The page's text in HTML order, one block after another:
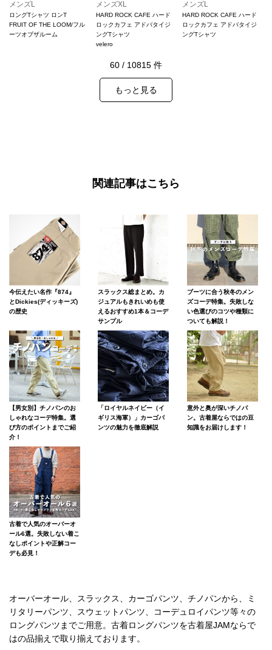
メンズL
ロングTシャツ ロンT
FRUIT OF THE LOOM/フル
ーツオブザルーム
メンズXL
HARD ROCK CAFE ハード
ロックカフェ アドバタイジ
ングTシャツ
velero
メンズL
HARD ROCK CAFE ハード
ロックカフェ アドバタイジ
ングTシャツ
60 / 10815 件
もっと見る
関連記事はこちら
今伝えたい名作『874』
とDickies(ディッキーズ)
の歴史
スラックス総まとめ。カ
ジュアルもきれいめも使
えるおすすめ1本＆コーデ
サンプル
ブーツに合う秋冬のメン
ズコーデ特集。失敗しな
い色選びのコツや種類に
ついても解説！
【男女別】チノパンのお
しゃれなコーデ特集。選
び方のポイントまでご紹
介！
「ロイヤルネイビー（イ
ギリス海軍）」カーゴパ
ンツの魅力を徹底解説
意外と奥が深いチノパ
ン。古着屋ならではの豆
知識をお届けします！
古着で人気のオーバーオ
ール6選。失敗しない着こ
なしポイントや正解コー
デも必見！
オーバーオール、スラックス、カーゴパンツ、チノパンから、ミ
リタリーパンツ、スウェットパンツ、コーデュロイパンツ等々の
ロングパンツまでご用意。古着ロングパンツを古着屋JAMならで
はの品揃えで取り揃えております。